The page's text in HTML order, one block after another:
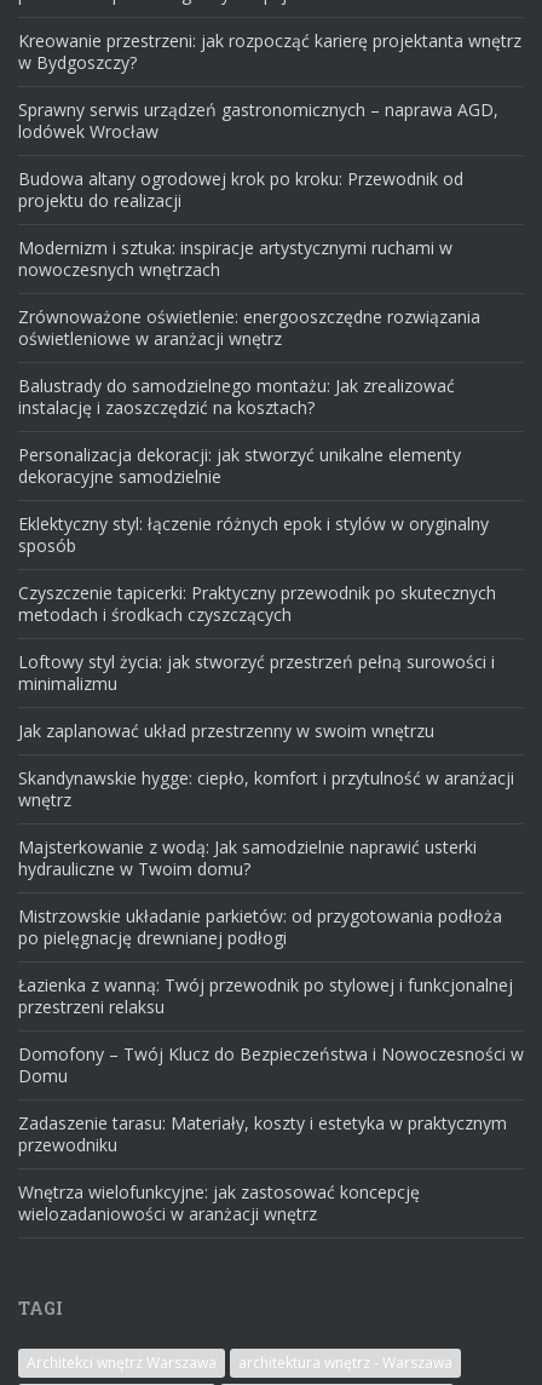
Kreowanie przestrzeni: jak rozpocząć karierę projektanta wnętrz
w Bydgoszczy?
Sprawny serwis urządzeń gastronomicznych – naprawa AGD,
lodówek Wrocław
Budowa altany ogrodowej krok po kroku: Przewodnik od
projektu do realizacji
Modernizm i sztuka: inspiracje artystycznymi ruchami w
nowoczesnych wnętrzach
Zrównoważone oświetlenie: energooszczędne rozwiązania
oświetleniowe w aranżacji wnętrz
Balustrady do samodzielnego montażu: Jak zrealizować
instalację i zaoszczędzić na kosztach?
Personalizacja dekoracji: jak stworzyć unikalne elementy
dekoracyjne samodzielnie
Eklektyczny styl: łączenie różnych epok i stylów w oryginalny
sposób
Czyszczenie tapicerki: Praktyczny przewodnik po skutecznych
metodach i środkach czyszczących
Loftowy styl życia: jak stworzyć przestrzeń pełną surowości i
minimalizmu
Jak zaplanować układ przestrzenny w swoim wnętrzu
Skandynawskie hygge: ciepło, komfort i przytulność w aranżacji
wnętrz
Majsterkowanie z wodą: Jak samodzielnie naprawić usterki
hydrauliczne w Twoim domu?
Mistrzowskie układanie parkietów: od przygotowania podłoża
po pielęgnację drewnianej podłogi
Łazienka z wanną: Twój przewodnik po stylowej i funkcjonalnej
przestrzeni relaksu
Domofony – Twój Klucz do Bezpieczeństwa i Nowoczesności w
Domu
Zadaszenie tarasu: Materiały, koszty i estetyka w praktycznym
przewodniku
Wnętrza wielofunkcyjne: jak zastosować koncepcję
wielozadaniowości w aranżacji wnętrz
TAGI
Architekci wnętrz Warszawa
architektura wnętrz - Warszawa